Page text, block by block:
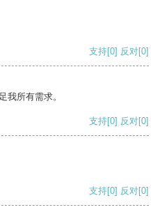
支持[0] 反对[0]
我所有需求。
支持[0] 反对[0]
支持[0] 反对[0]